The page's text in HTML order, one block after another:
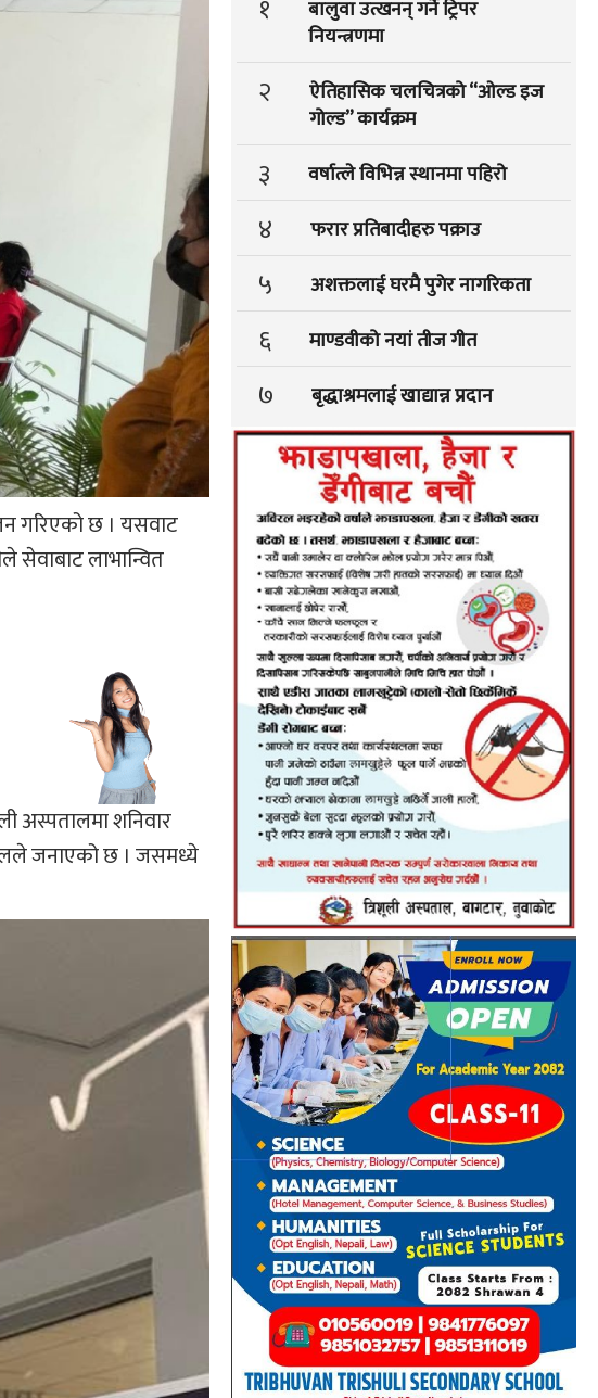
गरिएको छ । यसवाट
सेवाबाट लाभान्वित
अस्पतालमा शनिवार
जनाएको छ । जसमध्ये
१
बालुवा उत्खनन् गर्ने ट्रिपर
नियन्त्रणमा
२
ऐतिहासिक चलचित्रको “ओल्ड इज
गोल्ड” कार्यक्रम
३ वर्षात्ले विभिन्न स्थानमा पहिरो
४ फरार प्रतिबादीहरु पक्राउ
५ अशक्तलाई घरमै पुगेर नागरिकता
६ माण्डवीको नयां तीज गीत
७ बृद्धाश्रमलाई खाद्यान्न प्रदान